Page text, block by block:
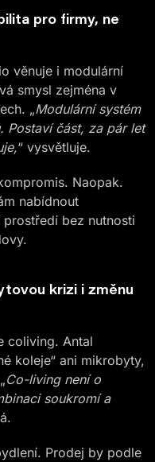
pro firmy, ne
věnuje i modulární
smysl zejména v
„Modulární systém
Postaví část, za pár let
“ vysvětluje.
Naopak.
nabídnout
bez nutnosti
krizi i změnu
coliving. Antal
koleje“ ani mikrobyty,
Co-living není o
soukromí a
Prodej by podle